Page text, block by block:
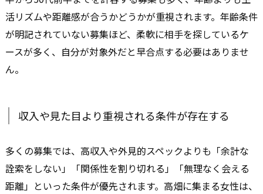
活リズムや距離感が合うかどうかが重視されます。年齢条件
が明記されていない募集ほど、柔軟に相手を探しているケ
ースが多く、自分が対象外だと早合点する必要はありませ
ん。
収入や見た目より重視される条件が存在する
多くの募集では、高収入や外見的スペックよりも「余計な
詮索をしない」「関係性を割り切れる」「無理なく会える
距離」といった条件が優先されます。高畑に集まる女性は、